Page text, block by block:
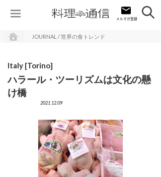
JOURNAL / 世界の食トレンド
Italy [Torino]
ハラール・ツーリズムは文化の懸
け橋
2021.12.09